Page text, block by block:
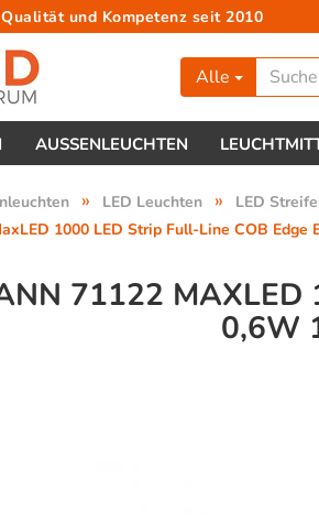
Qualität und Kompetenz seit 2010
Alle
AUSSENLEUCHTEN
» LED Leuchten » LED
1000 LED Strip Full-Line COB Edge
71122 MAXLED
0,6W